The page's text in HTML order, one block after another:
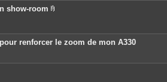
show-room
c
e
o
renforcer le zoom de mon A330